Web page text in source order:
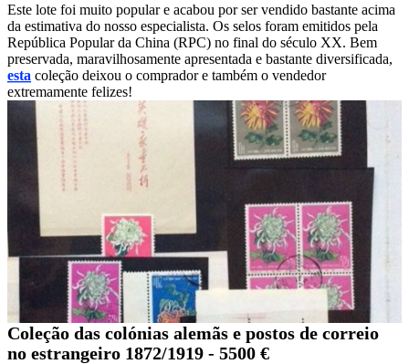
Este lote foi muito popular e acabou por ser vendido bastante acima
da estimativa do nosso especialista. Os selos foram emitidos pela
República Popular da China (RPC) no final do século XX. Bem
preservada, maravilhosamente apresentada e bastante diversificada,
esta coleção deixou o comprador e também o vendedor
extremamente felizes!
Coleção das colónias alemãs e postos de correio
no estrangeiro 1872/1919 - 5500 €